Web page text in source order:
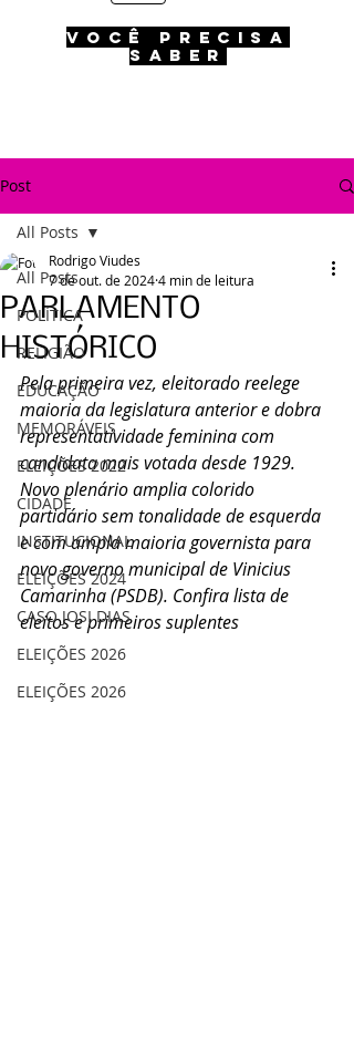
VOCÊ PRECISA
SABER
Post
All Posts
POLÍTICA
RELIGIÃO
EDUCAÇÃO
MEMORÁVEIS
ELEIÇÕES 2022
CIDADE
INSTITUCIONAL
ELEIÇÕES 2024
CASO JOSI DIAS
ELEIÇÕES 2026
ELEIÇÕES 2026
All Posts
PARLAMENTO
HISTÓRICO
Rodrigo Viudes
7 de out. de 20244 min de leitura
Pela primeira vez, eleitorado reelege
maioria da legislatura anterior e dobra
representatividade feminina com
candidata mais votada desde 1929.
Novo plenário amplia colorido
partidário sem tonalidade de esquerda
e com ampla maioria governista para
novo governo municipal de Vinicius
Camarinha (PSDB). Confira lista de
eleitos e primeiros suplentes